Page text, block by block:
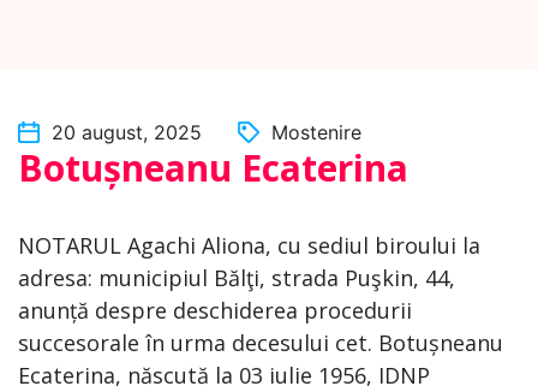
20 august, 2025 Mostenire
Botușneanu Ecaterina
NOTARUL Agachi Aliona, cu sediul biroului la
adresa: municipiul Bălţi, strada Puşkin, 44,
anunță despre deschiderea procedurii
succesorale în urma decesului cet. Botușneanu
Ecaterina, născută la 03 iulie 1956, IDNP